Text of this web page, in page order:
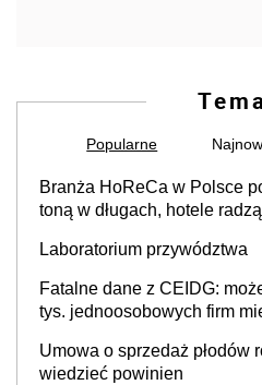
Popularne
Branża HoReCa w Polsce
toną w długach, hotele
Laboratorium przywództwa
Fatalne dane z CEIDG:
tys. jednoosobowych firm
Umowa o sprzedaż płodów
wiedzieć powinien